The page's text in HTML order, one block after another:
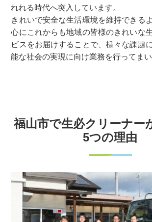
れれる時代へ突入しています。
きれいで安全な生活環境を維持できる
心にこれからも地域の皆様のきれいな
ビスをお届けすることで、様々な課題
能な社会の実現に向け業務を行ってま
福山市で生必クリーナー
5つの理由